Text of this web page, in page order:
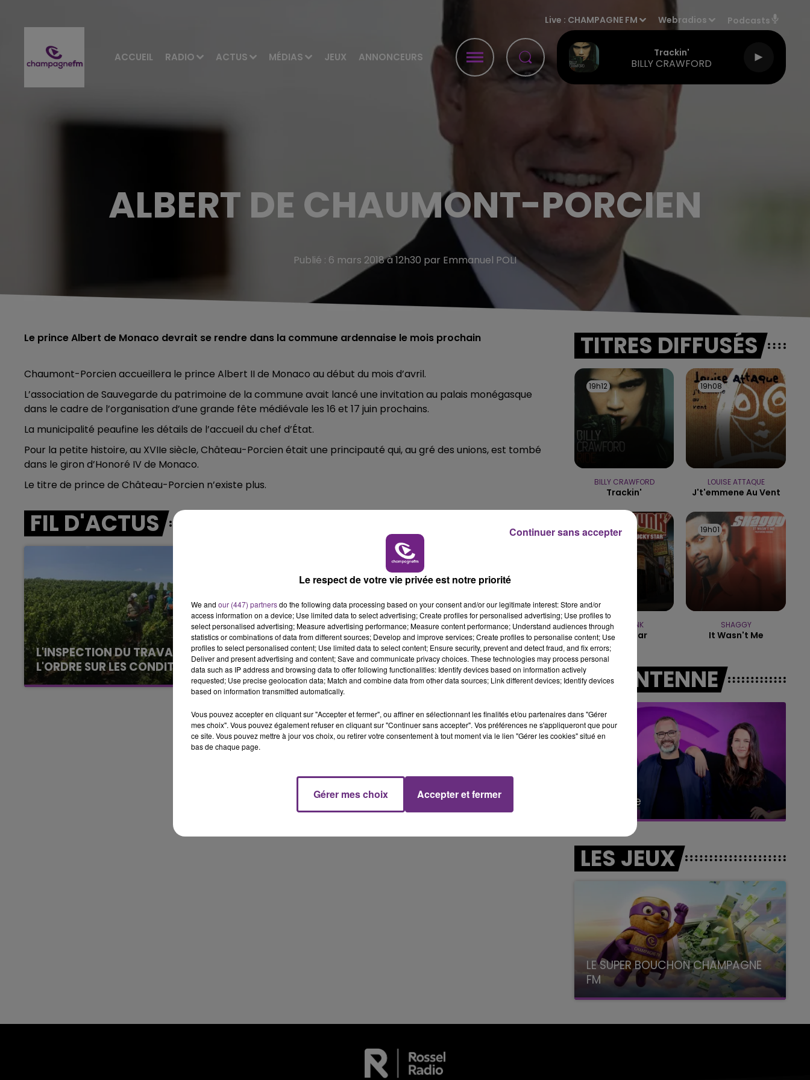
ACCUEIL RADIO ACTUS MÉDIAS JEUX ANNONCEURS
Live : CHAMPAGNE FM Webradios Podcasts
Trackin'
BILLY CRAWFORD
19h15 - 20h00
LA RADIO POP
5h00 - 6h00
LE BEST OF DE LA FAMILLE
CHAMPAGNE FM
ALBERT DE CHAUMONT-PORCIEN
Publié : 6 mars 2018 à 12h30 par Emmanuel POLI
Le prince Albert de Monaco devrait se rendre dans la commune ardennaise le mois prochain
Chaumont-Porcien accueillera le prince Albert II de Monaco au début du mois d’avril.
L’association de Sauvegarde du patrimoine de la commune avait lancé une invitation au palais monégasque
dans le cadre de l’organisation d’une grande fête médiévale les 16 et 17 juin prochains.
La municipalité peaufine les détails de l’accueil du chef d’État.
Pour la petite histoire, au XVIIe siècle, Château-Porcien était une principauté qui, au gré des unions, est tombé
dans le giron d’Honoré IV de Monaco.
Le titre de prince de Château-Porcien n’existe plus.
FIL D'ACTUS
L'INSPECTION DU TRAVAIL RAPPELLE À
L'ORDRE SUR LES CONDITIONS DE...
Alors que les dates de début des vendange
2026 s'est avéré être plus précoce que prévu,
l'inspection du Travail en profite pour rappeler
UN FEU DE REMORQUE BLOQUE LA
CIRCULATION DANS LES ARDENNES
Un feu de remorque s'est déclaré ce mercredi
en fin de matinée sur l'A34.
TITRES DIFFUSÉS
19h12
19h12
BILLY CRAWFORD
Trackin'
19h08
19h08
LOUISE ATTAQUE
J't'emmene Au Vent
19h05
19h05
SUPERFUNK
Lucky Star
19h01
19h01
SHAGGY
It Wasn't Me
A L'ANTENNE
5h00 - 6h00
LE BEST OF DE LA FAMILLE
CHAMPAGNE FM
La Famille
LES JEUX
LE SUPER BOUCHON CHAMPAGNE
FM
avec La Famille Champagne FM, à 8H10
Le respect de votre vie privée est notre priorité
We and our (447) partnersdo the following data processing based on your consent and/or our legitimate interest: Store and/or
access information on a device; Use limited data to select advertising; Create profiles for personalised advertising; Use profiles to
select personalised advertising; Measure advertising performance; Measure content performance; Understand audiences through
statistics or combinations of data from different sources; Develop and improve services; Create profiles to personalise content; Use
profiles to select personalised content; Use limited data to select content; Ensure security, prevent and detect fraud, and fix errors;
Deliver and present advertising and content; Save and communicate privacy choices. These technologies may process personal
data such as IP address and browsing data to offer following functionalities: Identify devices based on information actively
requested; Use precise geolocation data; Match and combine data from other data sources; Link different devices; Identify devices
based on information transmitted automatically.
Vous pouvez accepter en cliquant sur "Accepter et fermer", ou affiner en sélectionnant les finalités et/ou partenaires dans "Gérer
mes choix". Vous pouvez également refuser en cliquant sur "Continuer sans accepter". Vos préférences ne s'appliqueront que pour
ce site. Vous pouvez mettre à jour vos choix, ou retirer votre consentement à tout moment via le lien "Gérer les cookies" situé en
bas de chaque page.
Gérer mes choix Accepter et fermer
Continuer sans accepter